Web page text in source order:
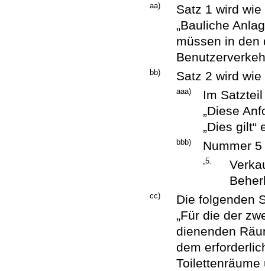
aa)
Satz 1 wird
„Bauliche
müssen in den
bb) Satz 2 wird
aaa)
Im
„Diese
„Dies gilt“
bbb) Nummer
„5.
cc)
Die folgenden
„Für die der
dienenden
dem